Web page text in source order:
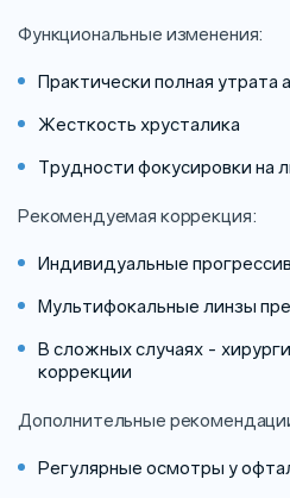
Функциональные изменения:
Практически полная утрата
Жесткость хрусталика
Трудности фокусировки на
Рекомендуемая коррекция:
Индивидуальные
Мультифокальные линзы
В сложных случаях -
коррекции
Дополнительные
Регулярные осмотры у